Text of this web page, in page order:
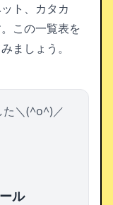
ト、カタカ
この一覧表を
ましょう。
た＼(^o^)／
ル